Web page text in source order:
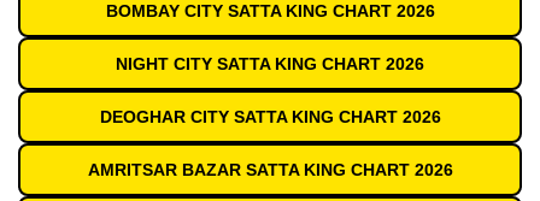
BOMBAY CITY SATTA KING CHART 2026
NIGHT CITY SATTA KING CHART 2026
DEOGHAR CITY SATTA KING CHART 2026
AMRITSAR BAZAR SATTA KING CHART 2026